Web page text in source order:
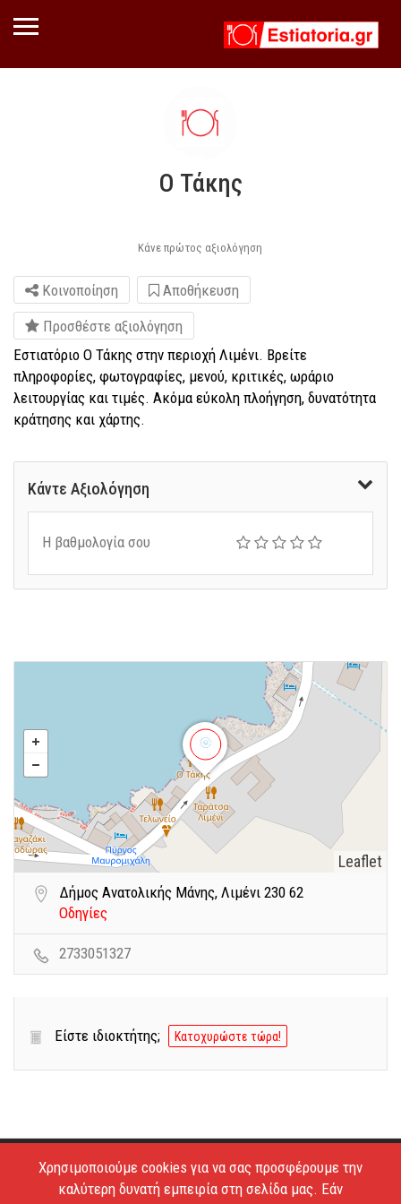
Ο Τάκης
Κάνε πρώτος αξιολόγηση
Κοινοποίηση
Αποθήκευση
Προσθέστε αξιολόγηση
Εστιατόριο Ο Τάκης στην περιοχή Λιμένι. Βρείτε
πληροφορίες, φωτογραφίες, μενού, κριτικές, ωράριο
λειτουργίας και τιμές. Ακόμα εύκολη πλοήγηση, δυνατότητα
κράτησης και χάρτης.
Κάντε Αξιολόγηση
Η βαθμολογία σου
Leaflet
Δήμος Ανατολικής Μάνης, Λιμένι 230 62
Οδηγίες
2733051327
Είστε ιδιοκτήτης; Κατοχυρώστε τώρα!
Copyright © 2026 - Estiatoria. All Rights Reserved.
Απαγορεύεται το κατέβασμα των φωτογραφιών και η
Χρησιμοποιούμε cookies για να σας προσφέρουμε την
καλύτερη δυνατή εμπειρία στη σελίδα μας. Εάν